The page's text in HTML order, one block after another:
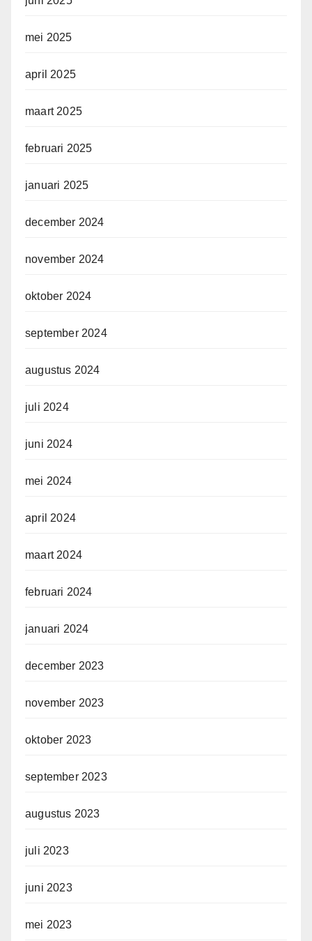
mei 2025
april 2025
maart 2025
februari 2025
januari 2025
december 2024
november 2024
oktober 2024
september 2024
augustus 2024
juli 2024
juni 2024
mei 2024
april 2024
maart 2024
februari 2024
januari 2024
december 2023
november 2023
oktober 2023
september 2023
augustus 2023
juli 2023
juni 2023
mei 2023